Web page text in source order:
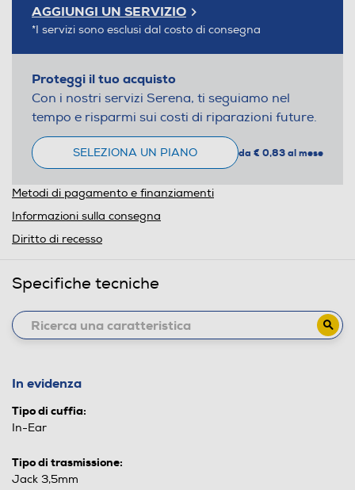
AGGIUNGI UN SERVIZIO
*I servizi sono esclusi dal costo di consegna
Proteggi il tuo acquisto
Con i nostri servizi Serena, ti seguiamo nel
tempo e risparmi sui costi di riparazioni future.
SELEZIONA UN PIANO da € 0,83 al mese
Metodi di pagamento e finanziamenti
Informazioni sulla consegna
Diritto di recesso
Specifiche tecniche
In evidenza
Tipo di cuffia:
In-Ear
Tipo di trasmissione:
Jack 3,5mm